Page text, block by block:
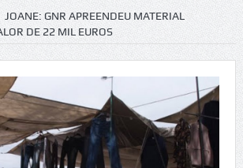
Igreja do Castelo de Cerveira
JOANE: GNR APREENDEU MATERIAL
DE 22 MIL EUROS